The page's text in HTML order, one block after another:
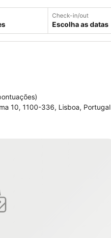
Check-in/out
Escolha as datas
)
10, 1100-336, Lisboa, Portugal